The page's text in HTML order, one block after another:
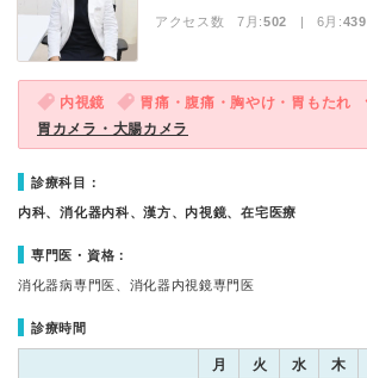
アクセス数 7月:502 | 6月:439
内視鏡 胃痛・腹痛・胸やけ・胃もたれ
胃カメラ・大腸カメラ
診療科目：
内科、消化器内科、漢方、内視鏡、在宅医療
専門医・資格：
消化器病専門医、消化器内視鏡専門医
診療時間
月 火 水 木